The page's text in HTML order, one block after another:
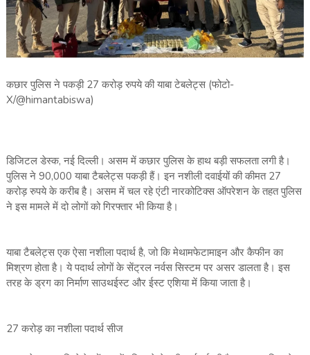
कछार पुलिस ने पकड़ी 27 करोड़ रुपये की याबा टेबलेट्स (फोटो-
X/@himantabiswa)
डिजिटल डेस्क, नई दिल्ली। असम में कछार पुलिस के हाथ बड़ी सफलता लगी है।
पुलिस ने 90,000 याबा टैबलेट्स पकड़ी हैं। इन नशीली दवाईयों की कीमत 27
करोड़ रुपये के करीब है। असम में चल रहे एंटी नारकोटिक्स ऑपरेशन के तहत पुलिस
ने इस मामले में दो लोगों को गिरफ्तार भी किया है।
याबा टैबलेट्स एक ऐसा नशीला पदार्थ है, जो कि मेथामफेटामाइन और कैफीन का
मिश्रण होता है। ये पदार्थ लोगों के सेंट्रल नर्वस सिस्टम पर असर डालता है। इस
तरह के ड्रग का निर्माण साउथईस्ट और ईस्ट एशिया में किया जाता है।
27 करोड़ का नशीला पदार्थ सीज